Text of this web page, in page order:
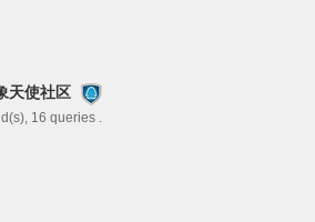
天使社区
16 queries .